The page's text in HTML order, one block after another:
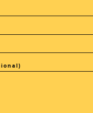
El evento está terminado.